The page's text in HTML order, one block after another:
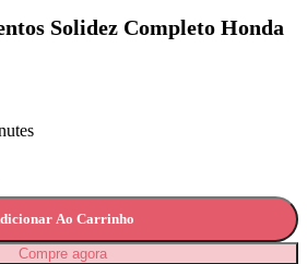
Solidez Completo Honda
Ao Carrinho
Compre agora